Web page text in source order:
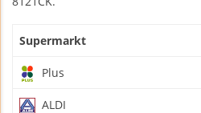
Supermarkt
Plus
ALDI